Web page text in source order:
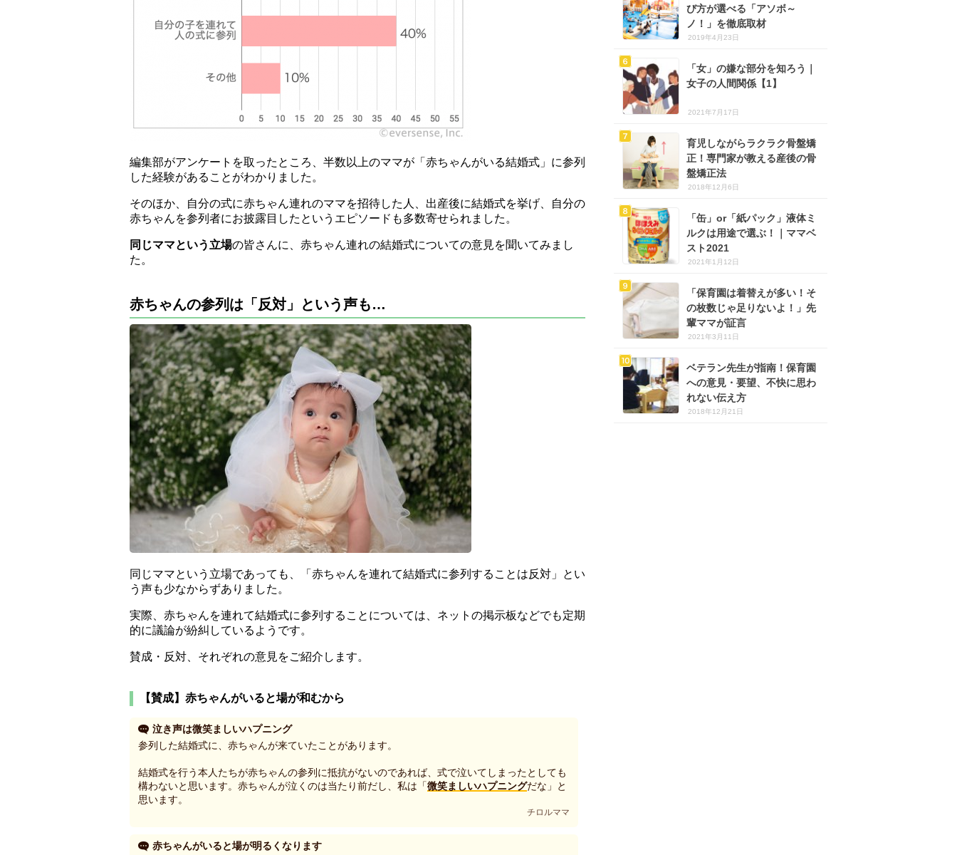
編集部がアンケートを取ったところ、半数以上のママが「赤ちゃんがいる結婚式」に参列
した経験があることがわかりました。
そのほか、自分の式に赤ちゃん連れのママを招待した人、出産後に結婚式を挙げ、自分の
赤ちゃんを参列者にお披露目したというエピソードも多数寄せられました。
同じママという立場の皆さんに、赤ちゃん連れの結婚式についての意見を聞いてみまし
た。
赤ちゃんの参列は「反対」という声も…
同じママという立場であっても、「赤ちゃんを連れて結婚式に参列することは反対」とい
う声も少なからずありました。
実際、赤ちゃんを連れて結婚式に参列することについては、ネットの掲示板などでも定期
的に議論が紛糾しているようです。
賛成・反対、それぞれの意見をご紹介します。
【賛成】赤ちゃんがいると場が和むから
泣き声は微笑ましいハプニング
参列した結婚式に、赤ちゃんが来ていたことがあります。
結婚式を行う本人たちが赤ちゃんの参列に抵抗がないのであれば、式で泣いてしまったとしても
構わないと思います。赤ちゃんが泣くのは当たり前だし、私は「微笑ましいハプニングだな」と
思います。
チロルママ
赤ちゃんがいると場が明るくなります
び方が選べる「アソボ～
ノ！」を徹底取材
2019年4月23日
「女」の嫌な部分を知ろう｜
女子の人間関係【1】
2021年7月17日
育児しながらラクラク骨盤矯
正！専門家が教える産後の骨
盤矯正法
2018年12月6日
「缶」or「紙パック」液体ミ
ルクは用途で選ぶ！｜ママベ
スト2021
2021年1月12日
「保育園は着替えが多い！そ
の枚数じゃ足りないよ！」先
輩ママが証言
2021年3月11日
ベテラン先生が指南！保育園
への意見・要望、不快に思わ
れない伝え方
2018年12月21日